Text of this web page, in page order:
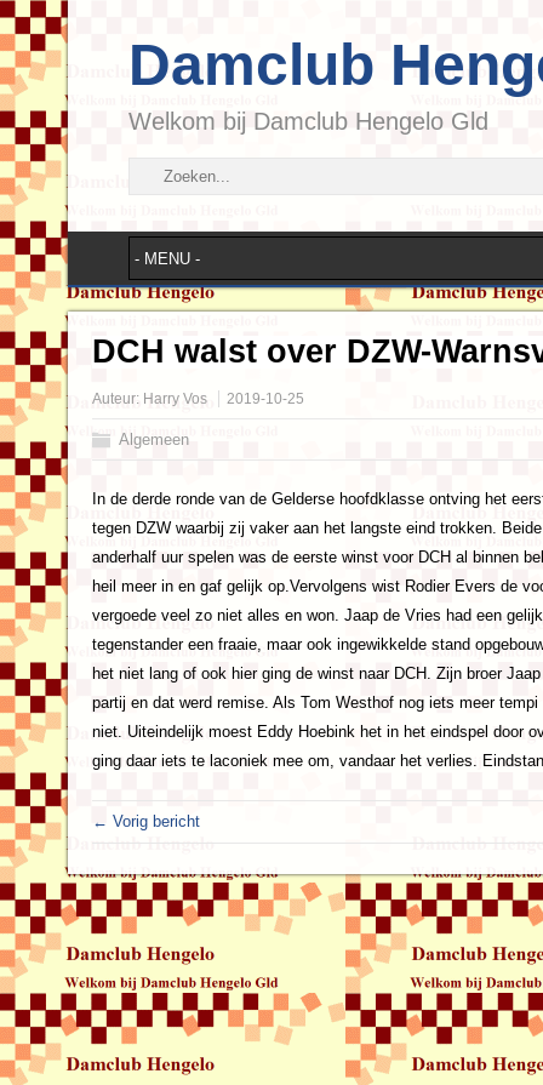
Damclub
Welkom bij Damclub Hengelo Gld
DCH walst over DZW-
Auteur: Harry Vos 2019-10-25
Algemeen
In de derde ronde van de Gelderse hoofdklasse ontving het
tegen DZW waarbij zij vaker aan het langste eind trokken.
anderhalf uur spelen was de eerste winst voor DCH al binnen
heil meer in en gaf gelijk op.Vervolgens wist Rodier Evers de
vergoede veel zo niet alles en won. Jaap de Vries had een
tegenstander een fraaie, maar ook ingewikkelde stand
het niet lang of ook hier ging de winst naar DCH. Zijn broer
partij en dat werd remise. Als Tom Westhof nog iets meer
niet. Uiteindelijk moest Eddy Hoebink het in het eindspel door
ging daar iets te laconiek mee om, vandaar het verlies.
← Vorig bericht